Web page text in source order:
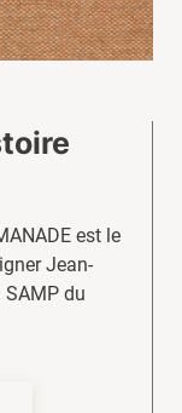
est le
Jean-
SAMP du